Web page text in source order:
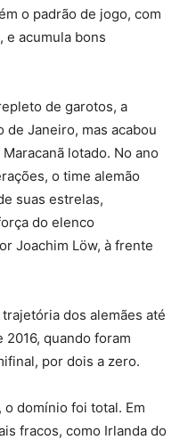
o padrão de jogo, com
e acumula bons
de garotos, a
de Janeiro, mas acabou
lotado. No ano
o time alemão
suas estrelas,
do elenco
Joachim Löw, à frente
dos alemães até
quando foram
por dois a zero.
domínio foi total. Em
fracos, como Irlanda do